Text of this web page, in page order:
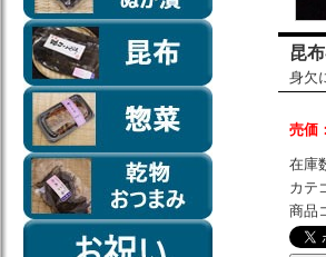
昆
身欠
売価
在庫
カテ
商品